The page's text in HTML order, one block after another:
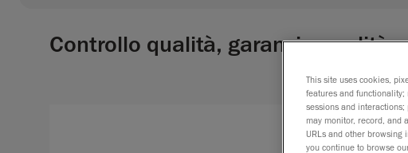
Controllo qualità, garanzia qualità
This site uses cookies,
features and
sessions and
may monitor, record, and
URLs and other browsing
you continue to browse